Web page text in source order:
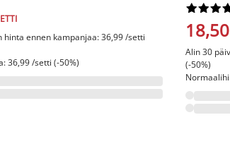
hinta ennen kampanjaa: 36,99 /setti
36,99 /setti (-50%)




18,50
Alin 30
(-50%)